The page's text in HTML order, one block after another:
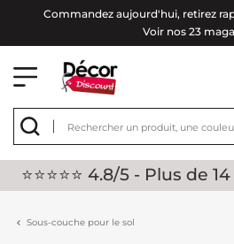
Commandez aujourd'hui, retirez
Voir nos 23
⭐⭐⭐⭐⭐ 4.8/5 - Plus de
Sous-couche pour le sol